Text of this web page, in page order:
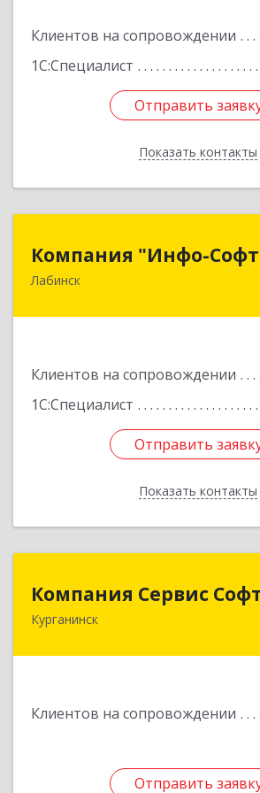
Клиентов на сопровождении
1С:Специалист
Отправить
Показать контакты
Отправить
Назад
Компания "Инфо-
Лабинск
Клиентов на сопровождении
1С:Специалист
Отправить
Показать контакты
Компания
352500, Краснодарский край,
Отправить
Назад
Компания Сервис
Курганинск
Клиентов на сопровождении
Отправить
Компания
352430, Краснодарский
Отправить